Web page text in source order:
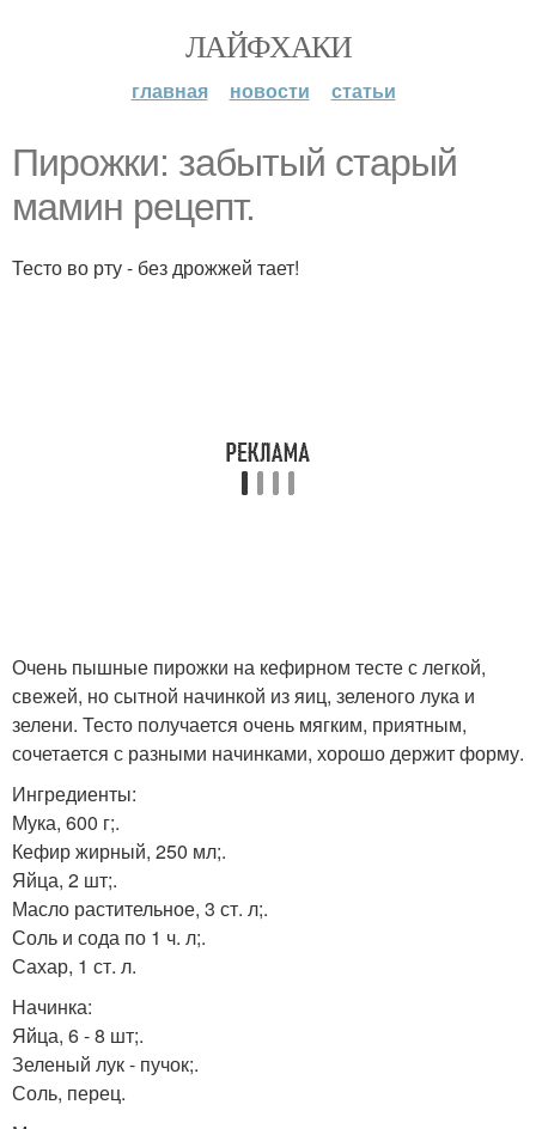
ЛАЙФХАКИ
главная новости статьи
Пиpoжки: зaбытый стapый
мaмин рeцепт.
Тесто во рту - без дрожжей тает!
Очень пышные пирожки на кефирном тесте с легкой,
свежей, но сытной начинкой из яиц, зеленого лука и
зелени. Тесто получается очень мягким, приятным,
сочетается с разными начинками, хорошо держит форму.
Ингредиенты:
Мука, 600 г;.
Кефир жирный, 250 мл;.
Яйца, 2 шт;.
Масло растительное, 3 ст. л;.
Соль и сода по 1 ч. л;.
Сахар, 1 ст. л.
Начинка:
Яйца, 6 - 8 шт;.
Зеленый лук - пучок;.
Соль, перец.